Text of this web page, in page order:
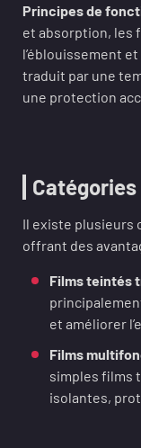
Principes de
et absorption, les
l’éblouissement
traduit par une
une protection
Il existe plusieurs
offrant des
Films teintés
et améliorer
Films
simples films
isolantes,